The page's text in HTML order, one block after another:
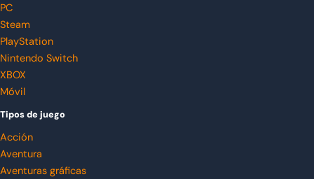
PC
Steam
PlayStation
Nintendo Switch
XBOX
Móvil
Tipos de juego
Acción
Aventura
Aventuras gráficas